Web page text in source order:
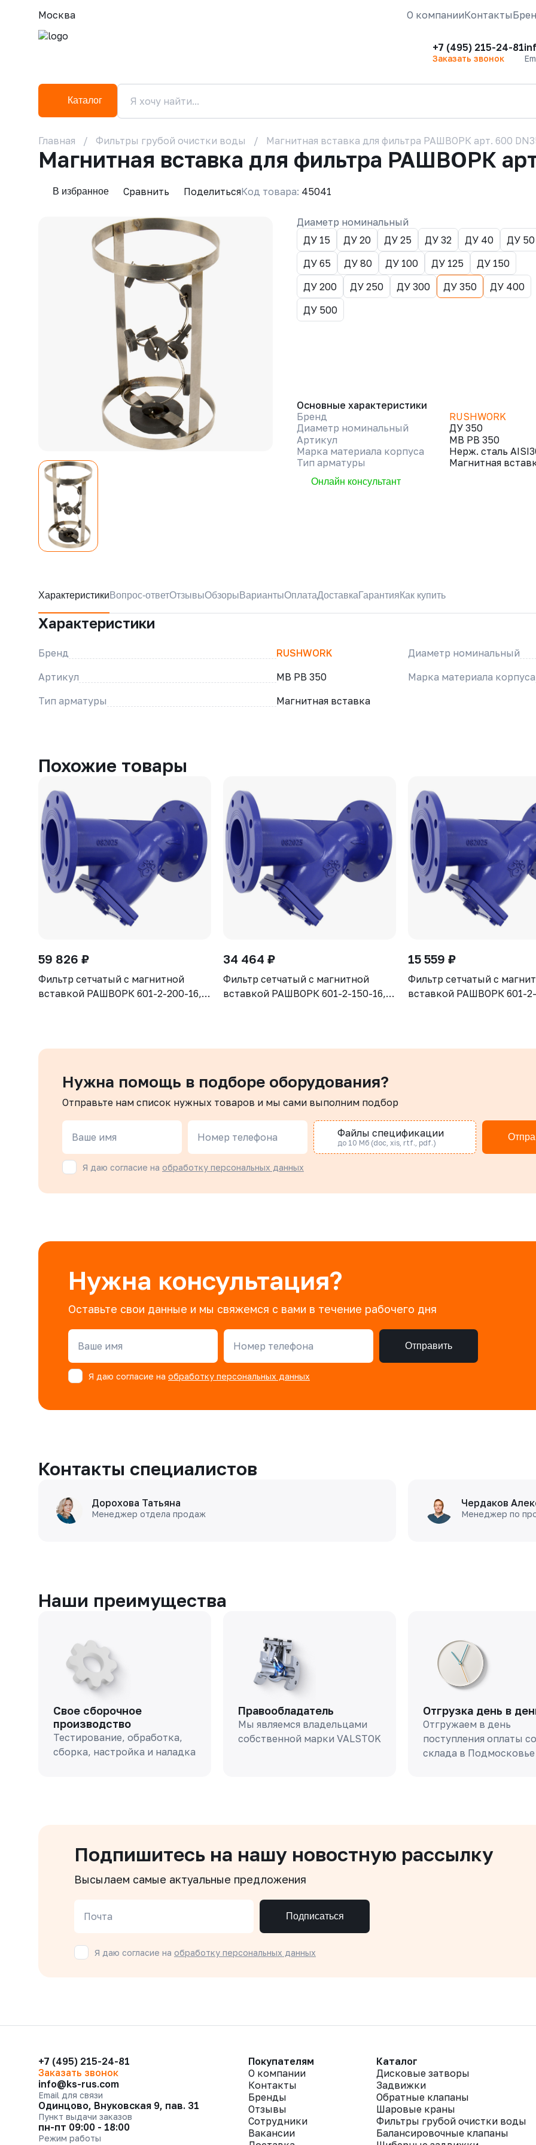
Москва О компанииКонтакты
+7 (495) 215-24-81
Заказать звонок
Каталог
Главная Фильтры грубой очистки воды Магнитная вставка для фильтра РАШВОРК арт. 600
Магнитная вставка для фильтра РАШВОРК
В избранное Сравнить ПоделитьсяКод товара: 45041
Диаметр номинальный
ДУ 15
ДУ 20 ДУ 25 ДУ 32 ДУ 40
ДУ 50
ДУ 65
ДУ 80 ДУ 100 ДУ 125
ДУ 150
ДУ 200
ДУ 250 ДУ 300 ДУ 350
ДУ 400
ДУ 500
Основные характеристики
Бренд
RUSHWORK
Диаметр номинальный
ДУ 350
Артикул
МВ РВ 350
Марка материала корпуса
Нерж. сталь
Тип арматуры
Магнитная
Онлайн консультант
Характеристики Вопрос-ответОтзывыОбзоры ВариантыОплатаДоставка Гарантия Как купить
Характеристики
Бренд RUSHWORK
Диаметр номинальный
Артикул
МВ РВ 350
Марка материала корпуса
Тип арматуры
Магнитная вставка
Похожие товары
59 826 ₽
Фильтр сетчатый с магнитной
вставкой РАШВОРК 601-2-200-16,
34 464 ₽
Фильтр сетчатый с магнитной
вставкой РАШВОРК 601-2-150-16,
15 559 ₽
Фильтр сетчатый с
вставкой РАШВОРК 601-
Нужна помощь в подборе оборудования?
Отправьте нам список нужных товаров и мы сами выполним подбор
Ваше имя Номер телефона Файлы спецификации
до 10 Мб (doc, xis, rtf., pdf.)
Я даю согласие на обработку персональных данных
Нужна консультация?
Оставьте свои данные и мы свяжемся с вами в течение рабочего дня
Ваше имя Номер телефона Отправить
Я даю согласие на обработку персональных данных
Контакты специалистов
Дорохова Татьяна
Менеджер отдела продаж
Чердаков
Менеджер по
Наши преимущества
Свое сборочное
производство
Тестирование, обработка,
сборка, настройка и наладка
Правообладатель
Мы являемся владельцами
собственной марки VALSTOK
Отгрузка день в
Отгружаем в день
поступления оплаты со
склада в Подмосковье
Подпишитесь на нашу новостную рассылку
Высылаем самые актуальные предложения
Почта Подписаться
Я даю согласие на обработку персональных данных
+7 (495) 215-24-81
Заказать звонок
info@ks-rus.com
Email для связи
Одинцово, Внуковская 9, пав. 31
Пункт выдачи заказов
пн-пт 09:00 - 18:00
Режим работы
Покупателям
О компании
Контакты
Бренды
Отзывы
Сотрудники
Вакансии
Каталог
Дисковые затворы
Задвижки
Обратные клапаны
Шаровые краны
Фильтры грубой очистки воды
Балансировочные клапаны